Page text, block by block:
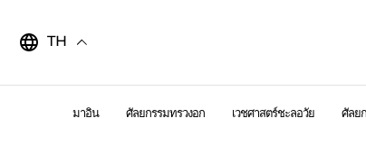
content
TH
มาอิน ศัลยกรรมทรวงอก เวชศาสตร์ชะลอวัย ศัลย